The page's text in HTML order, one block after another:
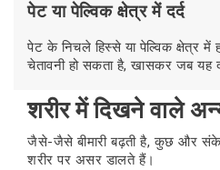
पेट या पेल्विक क्षेत्र में दर्द
पेट के निचले हिस्से या पेल्विक क्षेत्र में
चेतावनी हो सकता है, खासकर जब यह
शरीर में दिखने वाले
जैसे-जैसे बीमारी बढ़ती है, कुछ और
शरीर पर असर डालते हैं।